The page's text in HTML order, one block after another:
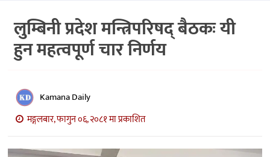
कुटनिती
कुराकानी
अर्थ
बाणिज्य
भिडियो
सिफारिस
लुम्बिनी प्रदेश मन्त्रिपरिषद् बैठकः यी
हुन महत्वपूर्ण चार निर्णय
Kamana Daily
मङ्गलबार, फागुन ०६, २०८१ मा प्रकाशित